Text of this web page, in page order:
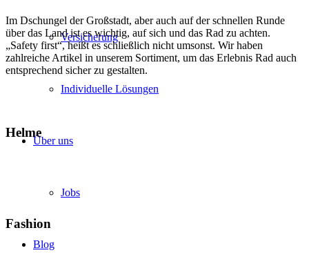
Versicherung
Individuelle Lösungen
Über uns
Jobs
Blog
Im Dschungel der Großstadt, aber auch auf der schnellen Runde
über das Land ist es wichtig, auf sich und das Rad zu achten.
„Safety first“, heißt es schließlich nicht umsonst. Wir haben
zahlreiche Artikel in unserem Sortiment, um das Erlebnis Rad auch
entsprechend sicher zu gestalten.
Helme
Fashion